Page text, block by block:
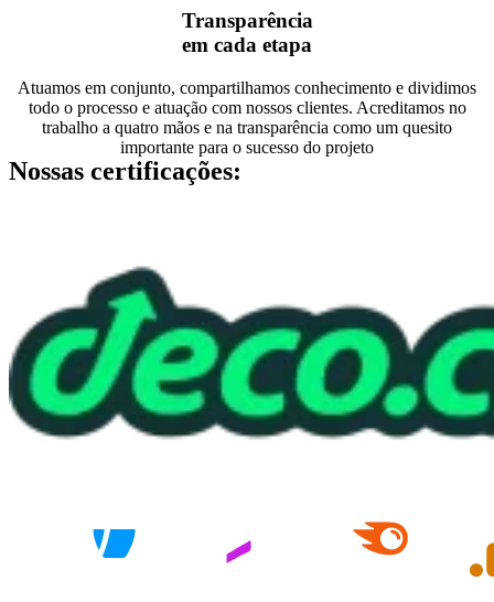
Transparência
em cada etapa
Atuamos em conjunto, compartilhamos conhecimento e dividimos
todo o processo e atuação com nossos clientes. Acreditamos no
trabalho a quatro mãos e na transparência como um quesito
importante para o sucesso do projeto
Nossas certificações: